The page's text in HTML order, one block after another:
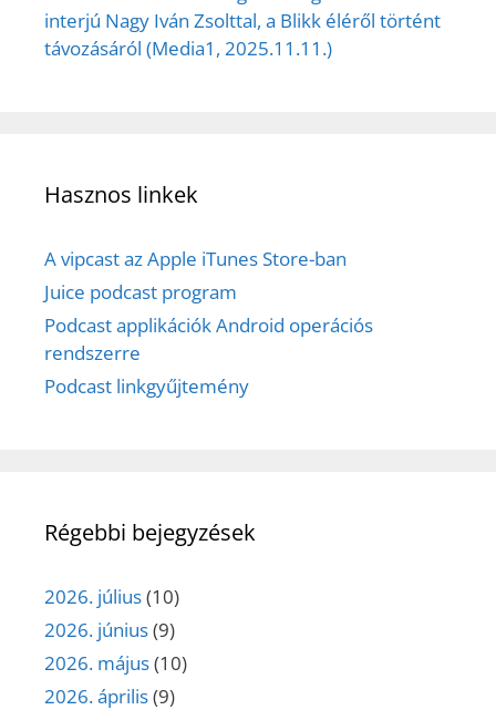
interjú Nagy Iván Zsolttal, a Blikk éléről történt
távozásáról (Media1, 2025.11.11.)
Hasznos linkek
A vipcast az Apple iTunes Store-ban
Juice podcast program
Podcast applikációk Android operációs
rendszerre
Podcast linkgyűjtemény
Régebbi bejegyzések
2026. július(10)
2026. június(9)
2026. május(10)
2026. április(9)